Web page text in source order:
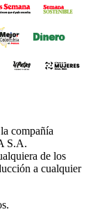
compañía
S.A.
de los
a cualquier